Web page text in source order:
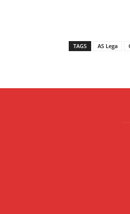
TAGS AS Lega